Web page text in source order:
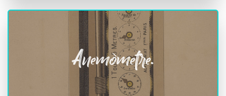
Anemòmetre.